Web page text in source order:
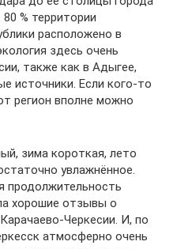
% территории
расположено в
здесь очень
также как в Адыгее,
источники. Если кого-то
регион вполне можно
зима короткая, лето
увлажнённое.
продолжительность
хорошие отзывы о
Черкесии. И, по
атмосферно очень